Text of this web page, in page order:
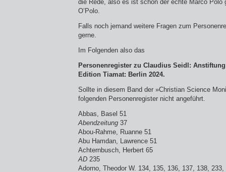
die Rede, also es ist schon der echte Marco Polo
O’Polo.
Falls noch jemand weitere Fragen zum
gerne.
Im Folgenden also das
Personenregister zu Claudius Seidl:
Edition Tiamat: Berlin 2024.
Sollte in diesem Band der »Christian Science
folgenden Personenregister nicht angeführt.
Abbas, Basel 51
Abendzeitung 37
Abou-Rahme, Ruanne 51
Abu Hamdan, Lawrence 51
Achternbusch, Herbert 65
AD 235
Adorno, Theodor W. 134, 135, 136, 137, 138, 233,